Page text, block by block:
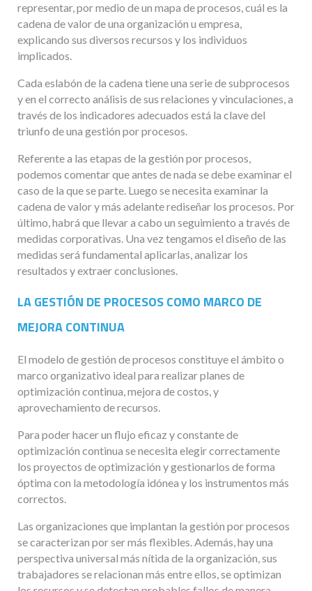
representar, por medio de un mapa de procesos, cuál es la
cadena de valor de una organización u empresa,
explicando sus diversos recursos y los individuos
implicados.
Cada eslabón de la cadena tiene una serie de subprocesos
y en el correcto análisis de sus relaciones y vinculaciones, a
través de los indicadores adecuados está la clave del
triunfo de una gestión por procesos.
Referente a las etapas de la gestión por procesos,
podemos comentar que antes de nada se debe examinar el
caso de la que se parte. Luego se necesita examinar la
cadena de valor y más adelante rediseñar los procesos. Por
último, habrá que llevar a cabo un seguimiento a través de
medidas corporativas. Una vez tengamos el diseño de las
medidas será fundamental aplicarlas, analizar los
resultados y extraer conclusiones.
LA GESTIÓN DE PROCESOS COMO MARCO DE
MEJORA CONTINUA
El modelo de gestión de procesos constituye el ámbito o
marco organizativo ideal para realizar planes de
optimización continua, mejora de costos, y
aprovechamiento de recursos.
Para poder hacer un flujo eficaz y constante de
optimización continua se necesita elegir correctamente
los proyectos de optimización y gestionarlos de forma
óptima con la metodología idónea y los instrumentos más
correctos.
Las organizaciones que implantan la gestión por procesos
se caracterizan por ser más flexibles. Además, hay una
perspectiva universal más nítida de la organización, sus
trabajadores se relacionan más entre ellos, se optimizan